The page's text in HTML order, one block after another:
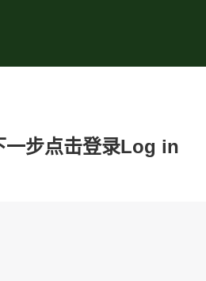
一步点击登录Log in